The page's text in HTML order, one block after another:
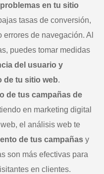
en tu sitio
tasas de conversión,
de navegación. Al
puedes tomar medidas
del usuario y
de tu sitio web.
de tus campañas de
en marketing digital
el análisis web te
de tus campañas y
son más efectivas para
en clientes.